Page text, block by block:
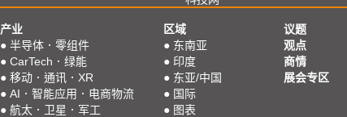
产业
● 半导体．零组件
● CarTech．绿能
● 移动．通讯．XR
● AI．智能应用．电商物流
● 航太．卫星．军工
区域
● 东南亚
● 印度
● 东亚/中国
● 国际
● 图表
议题
观点
商情
展会专区